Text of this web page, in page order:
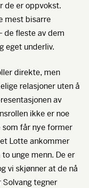
de er oppvokst.
mest bisarre
de fleste av dem
eget underliv.
direkte, men
relasjoner uten å
av
ikke er noe
som får nye former
Lotte ankommer
unge menn. De er
vi skjønner at de nå
tegner